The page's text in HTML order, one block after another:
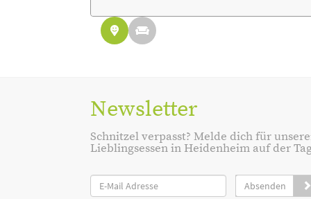
Newsletter
Schnitzel verpasst? Melde dich für
Lieblingsessen in Heidenheim auf der
Absenden